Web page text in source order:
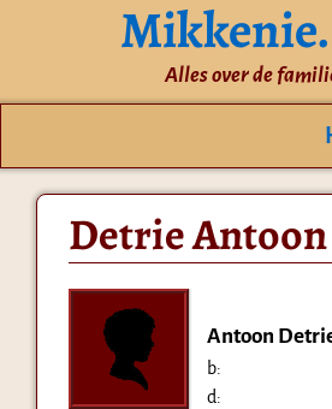
Alles over de
Detrie Antoon
Antoon
b:
d: